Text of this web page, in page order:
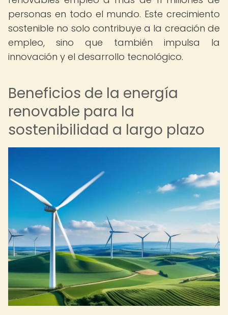
personas en todo el mundo. Este crecimiento
sostenible no solo contribuye a la creación de
empleo, sino que también impulsa la
innovación y el desarrollo tecnológico.
Beneficios de la energía
renovable para la
sostenibilidad a largo plazo